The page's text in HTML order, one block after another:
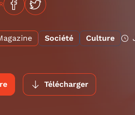
Société Culture
Télécharger